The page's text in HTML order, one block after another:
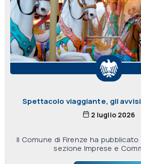
Spettacolo viaggiante, gli
2 luglio 2026
Il Comune di Firenze ha pubblicato
sezione Imprese e